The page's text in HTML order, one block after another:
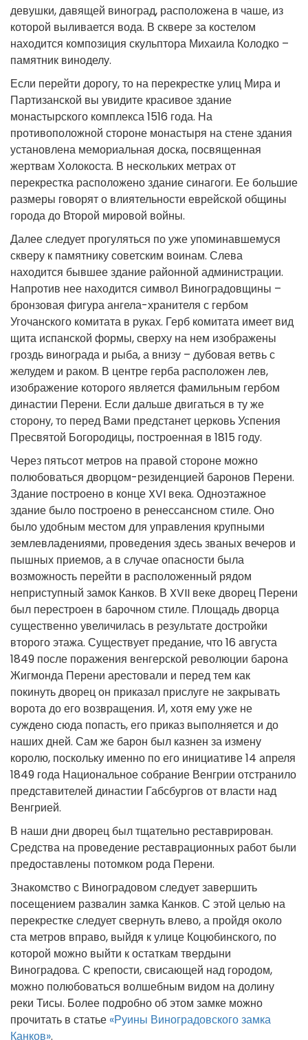
девушки, давящей виноград, расположена в чаше, из
которой выливается вода. В сквере за костелом
находится композиция скульптора Михаила Колодко –
памятник виноделу.
Если перейти дорогу, то на перекрестке улиц Мира и
Партизанской вы увидите красивое здание
монастырского комплекса 1516 года. На
противоположной стороне монастыря на стене здания
установлена мемориальная доска, посвященная
жертвам Холокоста. В нескольких метрах от
перекрестка расположено здание синагоги. Ее большие
размеры говорят о влиятельности еврейской общины
города до Второй мировой войны.
Далее следует прогуляться по уже упоминавшемуся
скверу к памятнику советским воинам. Слева
находится бывшее здание районной администрации.
Напротив нее находится символ Виноградовщины –
бронзовая фигура ангела-хранителя с гербом
Угочанского комитата в руках. Герб комитата имеет вид
щита испанской формы, сверху на нем изображены
гроздь винограда и рыба, а внизу – дубовая ветвь с
желудем и раком. В центре герба расположен лев,
изображение которого является фамильным гербом
династии Перени. Если дальше двигаться в ту же
сторону, то перед Вами предстанет церковь Успения
Пресвятой Богородицы, построенная в 1815 году.
Через пятьсот метров на правой стороне можно
полюбоваться дворцом-резиденцией баронов Перени.
Здание построено в конце XVI века. Одноэтажное
здание было построено в ренессансном стиле. Оно
было удобным местом для управления крупными
землевладениями, проведения здесь званых вечеров и
пышных приемов, а в случае опасности была
возможность перейти в расположенный рядом
неприступный замок Канков. В XVII веке дворец Перени
был перестроен в барочном стиле. Площадь дворца
существенно увеличилась в результате достройки
второго этажа. Существует предание, что 16 августа
1849 после поражения венгерской революции барона
Жигмонда Перени арестовали и перед тем как
покинуть дворец он приказал прислуге не закрывать
ворота до его возвращения. И, хотя ему уже не
суждено сюда попасть, его приказ выполняется и до
наших дней. Сам же барон был казнен за измену
королю, поскольку именно по его инициативе 14 апреля
1849 года Национальное собрание Венгрии отстранило
представителей династии Габсбургов от власти над
Венгрией.
В наши дни дворец был тщательно реставрирован.
Средства на проведение реставрационных работ были
предоставлены потомком рода Перени.
Знакомство с Виноградовом следует завершить
посещением развалин замка Канков. С этой целью на
перекрестке следует свернуть влево, а пройдя около
ста метров вправо, выйдя к улице Коцюбинского, по
которой можно выйти к остаткам твердыни
Виноградова. С крепости, свисающей над городом,
можно полюбоваться волшебным видом на долину
реки Тисы. Более подробно об этом замке можно
прочитать в статье «Руины Виноградовского замка
Канков».